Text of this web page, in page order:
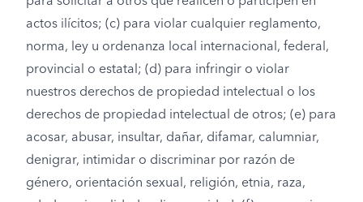
actos ilícitos; (c) para violar cualquier reglamento,
norma, ley u ordenanza local internacional, federal,
provincial o estatal; (d) para infringir o violar
nuestros derechos de propiedad intelectual o los
derechos de propiedad intelectual de otros; (e) para
acosar, abusar, insultar, dañar, difamar, calumniar,
denigrar, intimidar o discriminar por razón de
género, orientación sexual, religión, etnia, raza,